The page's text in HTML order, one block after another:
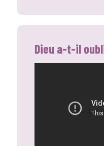
Dieu a-t-il